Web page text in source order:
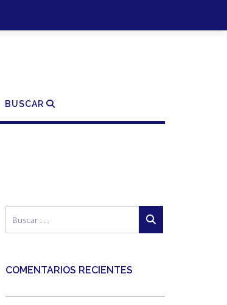
BUSCAR
COMENTARIOS RECIENTES